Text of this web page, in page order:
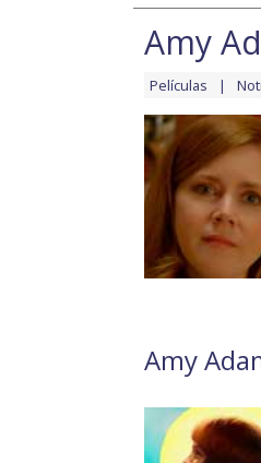
Amy
Películas
Amy